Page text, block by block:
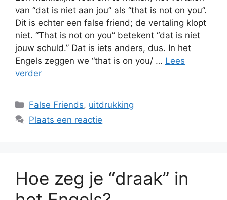
van “dat is niet aan jou” als “that is not on you”.
Dit is echter een false friend; de vertaling klopt
niet. “That is not on you” betekent “dat is niet
jouw schuld.” Dat is iets anders, dus. In het
Engels zeggen we “that is on you/ … Lees
verder
Categorieën
False Friends, uitdrukking
Plaats een reactie
Hoe zeg je “draak” in